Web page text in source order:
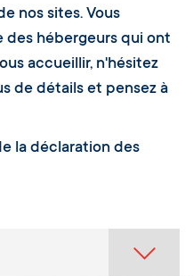
nos sites. Vous
des hébergeurs qui ont
accueillir, n'hésitez
de détails et pensez à
la déclaration des